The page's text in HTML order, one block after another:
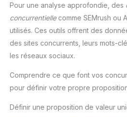
Pour une analyse approfondie, des
concurrentiellecomme SEMrush ou
utilisés. Ces outils offrent des
des sites concurrents, leurs mots-
les réseaux sociaux.
Comprendre ce que font vos
pour définir votre propre
Définir une proposition de valeur